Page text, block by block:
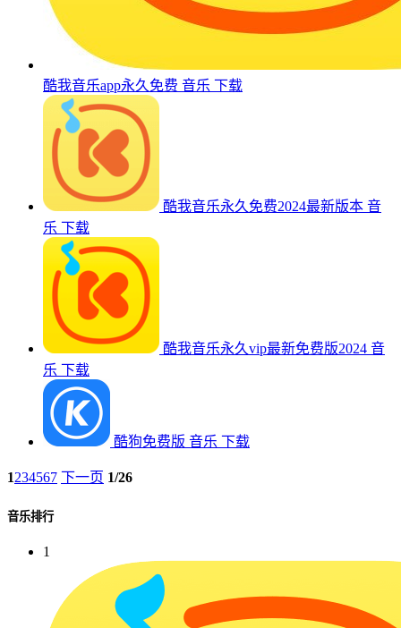
酷我音乐app永久免费 音乐 下载
酷我音乐永久免费2024最新版本 音
乐 下载
酷我音乐永久vip最新免费版2024 音
乐 下载
酷狗免费版 音乐 下载
1234567 下一页 1/26
音乐排行
1